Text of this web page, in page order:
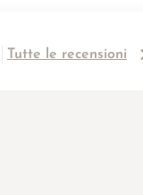
Tutte le recensioni